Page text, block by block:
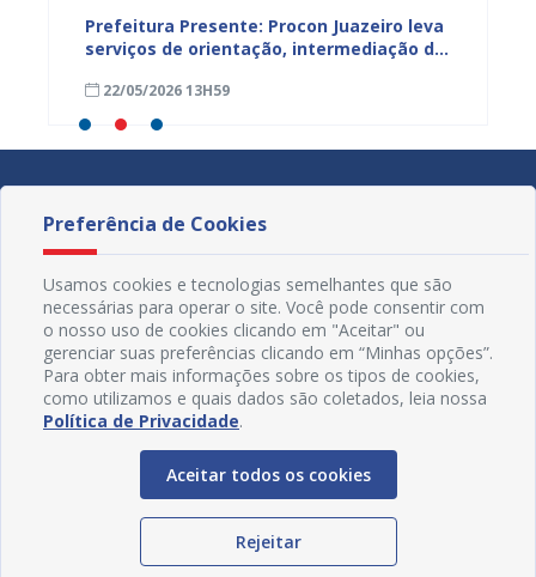
Prefeitura Presente: Procon Juazeiro leva
serviços de orientação, intermediação de
a Lagoa do Salitre
22/05/2026 13H59
Redes Sociais
Preferência de Cookies
Usamos cookies e tecnologias semelhantes que são
necessárias para operar o site. Você pode consentir com
o nosso uso de cookies clicando em "Aceitar" ou
gerenciar suas preferências clicando em “Minhas opções”.
Para obter mais informações sobre os tipos de cookies,
como utilizamos e quais dados são coletados, leia nossa
Política de Privacidade.
Aceitar todos os cookies
Rejeitar